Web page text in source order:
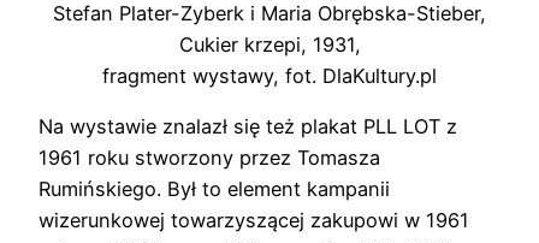
Stefan Plater-Zyberk i Maria Obrębska-Stieber,
Cukier krzepi, 1931,
fragment wystawy, fot. DlaKultury.pl
Na wystawie znalazł się też plakat PLL LOT z
1961 roku stworzony przez Tomasza
Rumińskiego. Był to element kampanii
wizerunkowej towarzyszącej zakupowi w 1961